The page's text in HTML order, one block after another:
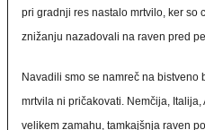
pri gradnji res nastalo mrtvilo, ker so
znižanju nazadovali na raven pred
Navadili smo se namreč na bistveno
mrtvila ni pričakovati. Nemčija,
velikem zamahu, tamkajšnja raven